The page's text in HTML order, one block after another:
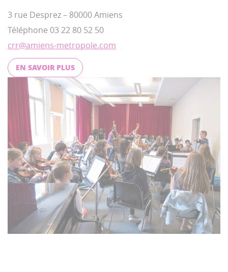
3 rue Desprez – 80000 Amiens
Téléphone 03 22 80 52 50
crr@amiens-metropole.com
EN SAVOIR PLUS